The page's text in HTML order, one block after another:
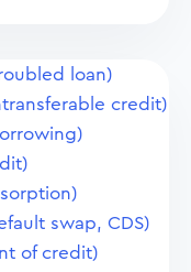
loan)
credit)
swap, CDS)
of credit)